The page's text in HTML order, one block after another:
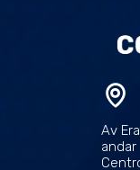
Av
andar